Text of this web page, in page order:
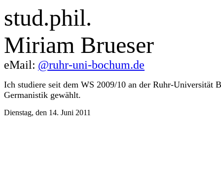
stud.phil.
Miriam Brueser
eMail: @ruhr-uni-bochum.de
Ich studiere seit dem WS 2009/10 an der Ruhr-Universität
Germanistik gewählt.
Dienstag, den 14. Juni 2011